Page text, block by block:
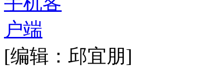
[编辑：邱宜朋]